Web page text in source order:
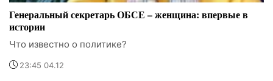
Генеральный секретарь ОБСЕ – женщина: впервые в
истории
Что известно о политике?
23:45 04.12